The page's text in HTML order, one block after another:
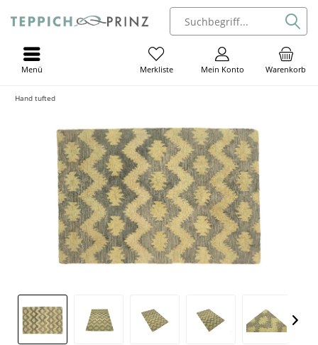
Warenkorb
Mein Konto
Merkliste
Menü
Hand tufted